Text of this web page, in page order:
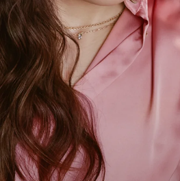
issa™ Teeth Whitening Set
FAQ™ Dual LED Panel
熱門產品
發貨國家
美國
英國
西班牙
澳洲